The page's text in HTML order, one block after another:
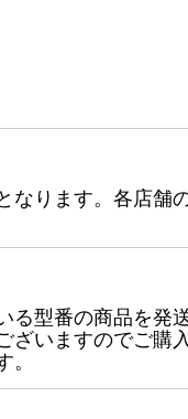
なります。各店舗
る型番の商品を発
ざいますのでご購